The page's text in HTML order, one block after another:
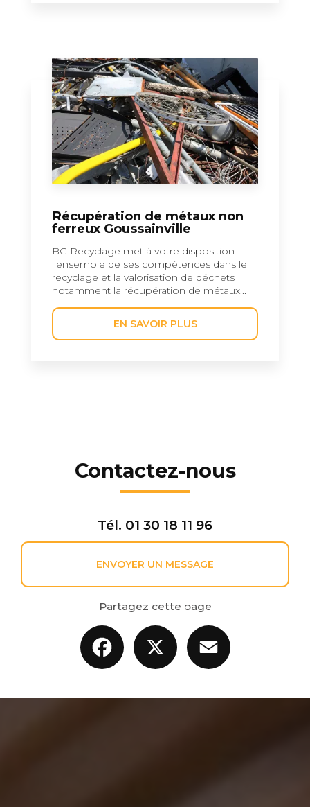
Récupération de métaux non
ferreux Goussainville
BG Recyclage met à votre disposition
l'ensemble de ses compétences dans le
recyclage et la valorisation de déchets
notamment la récupération de métaux...
EN SAVOIR PLUS
Contactez-nous
Tél. 01 30 18 11 96
ENVOYER UN MESSAGE
Partagez cette page
Facebook